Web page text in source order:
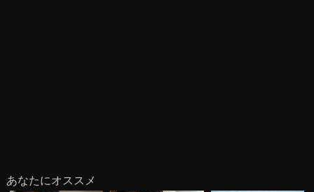
あなたにオススメ